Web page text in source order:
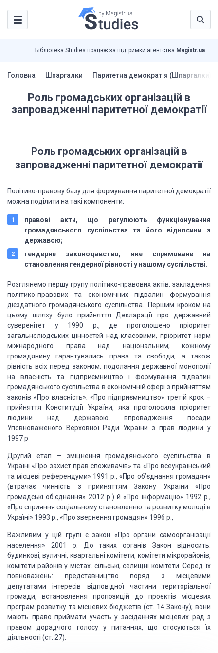
Бібліотека Studies працює за підтримки агентства Magistr.ua
Головна Шпаргалки Паритетна демократія (Шпаргалки)
Роль громадських організацій в
запровадженні паритетної демократії
Роль громадських організацій в
запровадженні паритетної демократії
Політико-правову базу для формування паритетної демократії
можна поділити на такі компоненти:
правові акти, що регулюють функціонування
громадянського суспільства та його відносини з
державою;
гендерне законодавство, яке спрямоване на
становлення гендерної рівності у нашому суспільстві.
Розглянемо першу групу політико-правових актів. закладення
політико-правових та економічних підвалин формування
дієздатного громадянського суспільства.. Першим кроком на
цьому шляху було прийняття Декларації про державний
суверенітет у 1990 р., де проголошено пріоритет
загальнолюдських цінностей над класовими, пріоритет норм
міжнародного права над національним; кожному
громадянину гарантувались права та свободи, а також
рівність всіх перед законом. подолання державної монополії
на власність та підприємництво і формування підвалин
громадянського суспільства в економічній сфері з прийняттям
законів «Про власність», «Про підприємництво» третій крок –
прийняття Конституції України, яка проголосила пріоритет
людини над державою; впровадження посади
Уповноваженого Верховної Ради України з прав людини у
1997 р
Другий етап – зміцнення громадянського суспільства в
Україні «Про захист прав споживачів» та «Про всеукраїнський
та місцеві референдуми» 1991 р., «Про об’єднання громадян»
(втрачає чинність з прийняттям Закону України «Про
громадські об’єднання» 2012 р.) й «Про інформацію» 1992 р.,
«Про сприяння соціальному становленню та розвитку молоді в
Україні» 1993 р., «Про звернення громадян» 1996 р.,
Важливим у цій групі є закон «Про органи самоорганізації
населення» 2001 р. До таких органів Закон відносить:
будинкові, вуличні, квартальні комітети, комітети мікрорайонів,
комітети районів у містах, сільські, селищні комітети. Серед їх
повноважень: представництво поряд з місцевими
депутатами інтересів відповідної частини територіальної
громади, встановлення пропозицій до проектів місцевих
програм розвитку та місцевих бюджетів (ст. 14 Закону); вони
мають право приймати участь у засіданнях місцевих рад з
правом дорадчого голосу у питаннях, що стосуються їх
діяльності (ст. 27).